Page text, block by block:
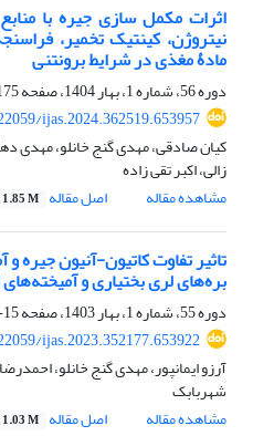
اثرات مکمل سازی جیره با
نیتروژن، کینتیک تخمیر،
مادۀ مغذی در شرایط برونتنی
دوره 56، شماره 1، بهار 1404، صفحه
191
ijas.2024.362519.653957
کیان صادقی، مهدی گنج خانلو، مهدی
زالی، اکبر تقی زاده
مشاهده مقاله
اصل مقاله 1.85 M
تاثیر تفاوت کاتیون-آنیون
بره‌های لری بختیاری و
دوره 55، شماره 1، بهار 1403، صفحه
15-30
ijas.2023.352177.653922
آرزو ایمانپور، مهدی گنج خانلو،
شهربابک
مشاهده مقاله
اصل مقاله 1.03 M